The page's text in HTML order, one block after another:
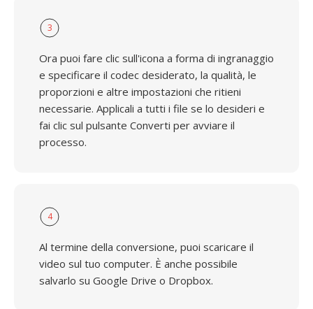
3
Ora puoi fare clic sull'icona a forma di ingranaggio
e specificare il codec desiderato, la qualità, le
proporzioni e altre impostazioni che ritieni
necessarie. Applicali a tutti i file se lo desideri e
fai clic sul pulsante Converti per avviare il
processo.
4
Al termine della conversione, puoi scaricare il
video sul tuo computer. È anche possibile
salvarlo su Google Drive o Dropbox.